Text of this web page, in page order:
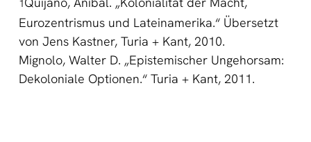
1
Eurozentrismus und Lateinamerika.“ Übersetzt
von Jens Kastner, Turia + Kant, 2010.
Mignolo, Walter D. „Epistemischer Ungehorsam:
Dekoloniale Optionen.“ Turia + Kant, 2011.